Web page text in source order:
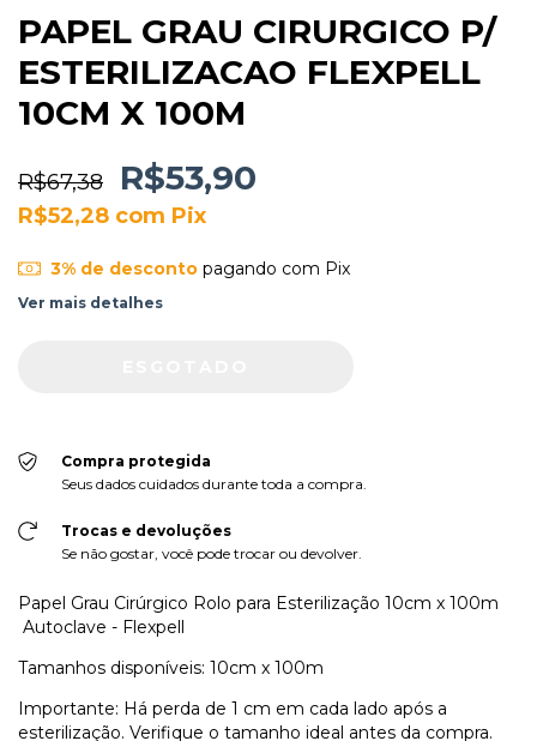
PAPEL GRAU CIRURGICO P/
ESTERILIZACAO FLEXPELL
10CM X 100M
R$67,38 R$53,90
R$52,28 com Pix
3% de descontopagando com Pix
Ver mais detalhes
Compra protegida
Seus dados cuidados durante toda a compra.
Trocas e devoluções
Se não gostar, você pode trocar ou devolver.
Papel Grau Cirúrgico Rolo para Esterilização 10cm x 100m
Autoclave - Flexpell
Tamanhos disponíveis: 10cm x 100m
Importante: Há perda de 1 cm em cada lado após a
esterilização. Verifique o tamanho ideal antes da compra.